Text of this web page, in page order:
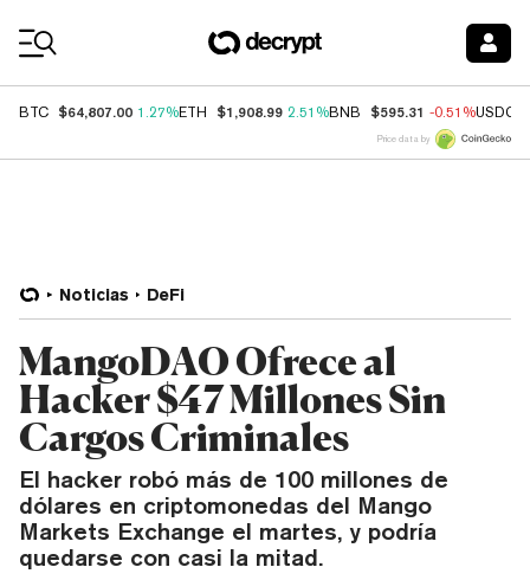
BTC $64,807.00 1.27%ETH $1,908.99 2.51%BNB $595.31 -0.51%USDC
Price data by
Noticias DeFi
MangoDAO Ofrece al
Hacker $47 Millones Sin
Cargos Criminales
El hacker robó más de 100 millones de
dólares en criptomonedas del Mango
Markets Exchange el martes, y podría
quedarse con casi la mitad.